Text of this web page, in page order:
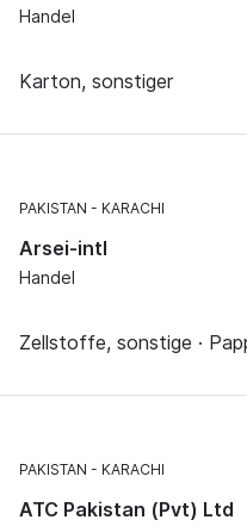
Handel
Karton, sonstiger
PAKISTAN KARACHI
Arsei-intl
Handel
Zellstoffe, sonstige ·
PAKISTAN KARACHI
ATC Pakistan (Pvt) Ltd